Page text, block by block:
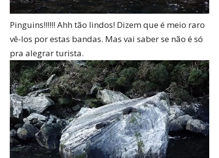
Pinguins!!!!!! Ahh tão lindos! Dizem que é meio raro
vê-los por estas bandas. Mas vai saber se não é só
pra alegrar turista.